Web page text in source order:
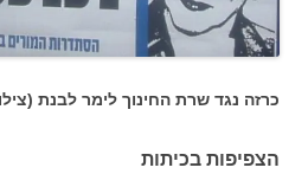
כרזה נגד שרת החינוך לימר לבנת
הצפיפות בכיתות